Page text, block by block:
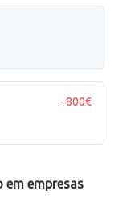
- 800€
em empresas